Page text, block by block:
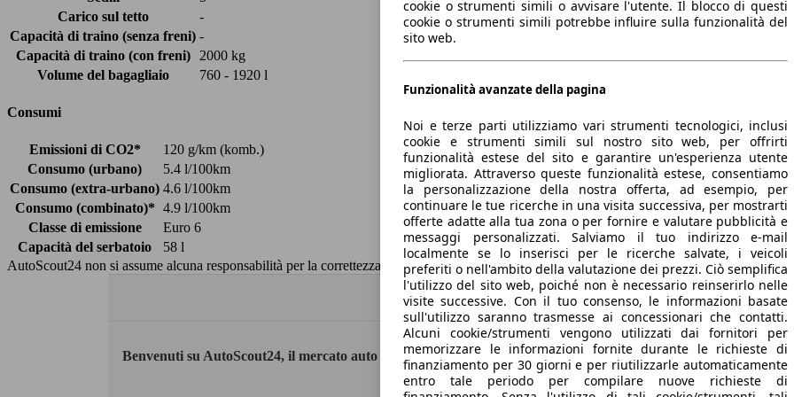
Carico sul tetto
-
Capacità di traino (senza freni) -
Capacità di traino (con freni)
2000 kg
Volume del bagagliaio
760 - 1920 l
Consumi
Emissioni di CO2*
120 g/km (komb.)
Consumo (urbano)
5.4 l/100km
Consumo (extra-urbano) 4.6 l/100km
Consumo (combinato)* 4.9 l/100km
Classe di emissione
Euro 6
Capacità del serbatoio
58 l
AutoScout24 non si assume alcuna responsabilità per la correttezza dei dati.
Benvenuti su AutoScout24, il mercato auto europeo.
cookie o strumenti simili o avvisare l'utente. Il blocco di questi
cookie o strumenti simili potrebbe influire sulla funzionalità del
sito web.
Funzionalità avanzate della pagina
Noi e terze parti utilizziamo vari strumenti tecnologici, inclusi
cookie e strumenti simili sul nostro sito web, per offrirti
funzionalità estese del sito e garantire un'esperienza utente
migliorata. Attraverso queste funzionalità estese, consentiamo
la personalizzazione della nostra offerta, ad esempio, per
continuare le tue ricerche in una visita successiva, per mostrarti
offerte adatte alla tua zona o per fornire e valutare pubblicità e
messaggi personalizzati. Salviamo il tuo indirizzo e-mail
localmente se lo inserisci per le ricerche salvate, i veicoli
preferiti o nell'ambito della valutazione dei prezzi. Ciò semplifica
l'utilizzo del sito web, poiché non è necessario reinserirlo nelle
visite successive. Con il tuo consenso, le informazioni basate
sull'utilizzo saranno trasmesse ai concessionari che contatti.
Alcuni cookie/strumenti vengono utilizzati dai fornitori per
memorizzare le informazioni fornite durante le richieste di
finanziamento per 30 giorni e per riutilizzarle automaticamente
entro tale periodo per compilare nuove richieste di